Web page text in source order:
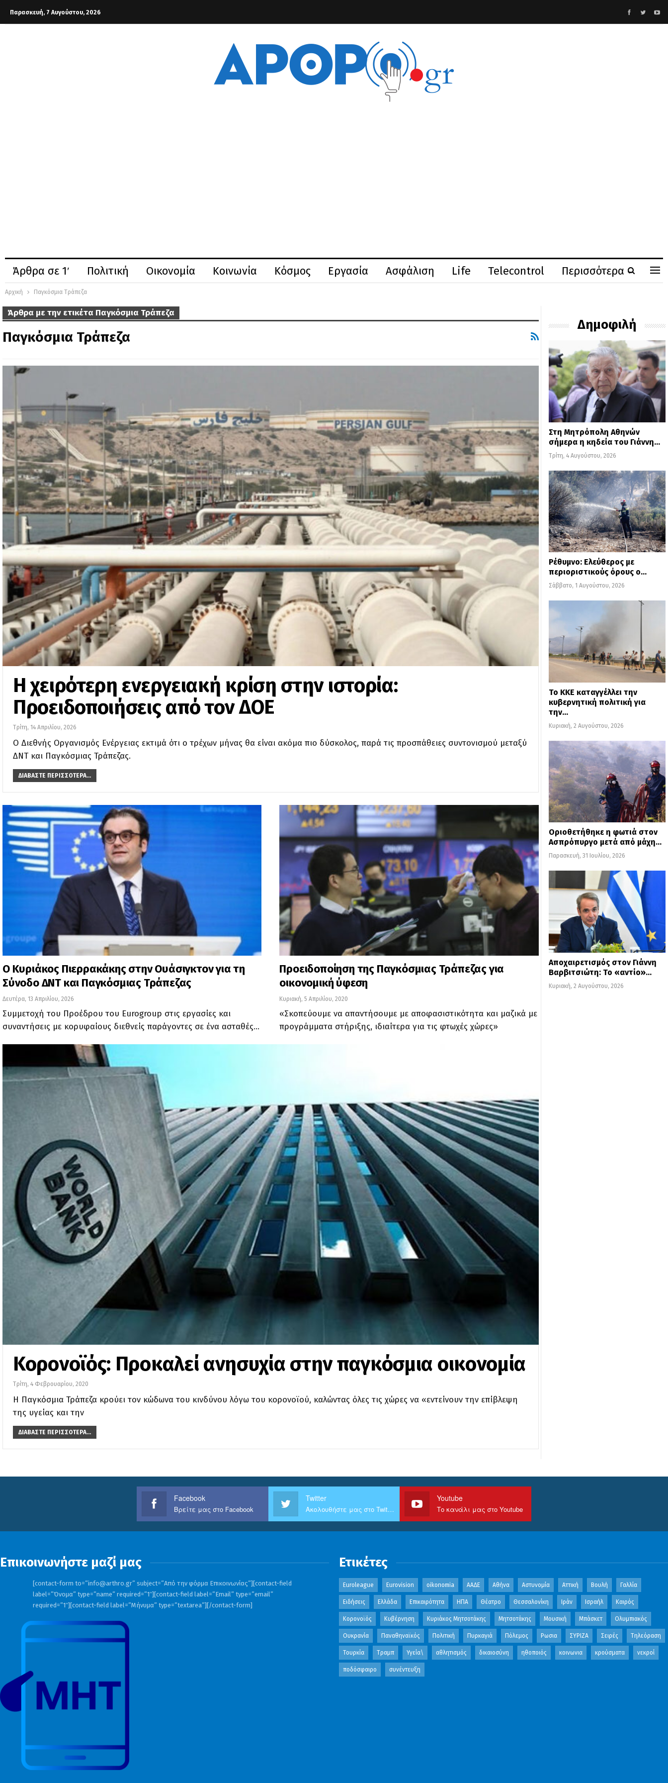
Παρασκευή, 7 Αυγούστου, 2026
Άρθρα σε 1′ Πολιτική Οικονομία Κοινωνία Κόσμος Εργασία Ασφάλιση Life Telecontrol Περισσότερα
Αρχική Παγκόσμια Τράπεζα
Άρθρα με την ετικέτα Παγκόσμια Τράπεζα
Παγκόσμια Τράπεζα
Η χειρότερη ενεργειακή κρίση στην ιστορία:
Προειδοποιήσεις από τον ΔΟΕ
Τρίτη, 14 Απριλίου, 2026
Ο Διεθνής Οργανισμός Ενέργειας εκτιμά ότι ο τρέχων μήνας θα είναι ακόμα πιο δύσκολος, παρά τις προσπάθειες συντονισμού μεταξύ
ΔΝΤ και Παγκόσμιας Τράπεζας.
ΔΙΑΒΆΣΤΕ ΠΕΡΙΣΣΌΤΕΡΑ...
Ο Κυριάκος Πιερρακάκης στην Ουάσιγκτον για τη
Σύνοδο ΔΝΤ και Παγκόσμιας Τράπεζας
Δευτέρα, 13 Απριλίου, 2026
Συμμετοχή του Προέδρου του Eurogroup στις εργασίες και
συναντήσεις με κορυφαίους διεθνείς παράγοντες σε ένα ασταθές…
Προειδοποίηση της Παγκόσμιας Τράπεζας για
οικονομική ύφεση
Κυριακή, 5 Απριλίου, 2020
«Σκοπεύουμε να απαντήσουμε με αποφασιστικότητα και μαζικά με
προγράμματα στήριξης, ιδιαίτερα για τις φτωχές χώρες»
Κορονοϊός: Προκαλεί ανησυχία στην παγκόσμια οικονομία
Τρίτη, 4 Φεβρουαρίου, 2020
Η Παγκόσμια Τράπεζα κρούει τον κώδωνα του κινδύνου λόγω του κορονοϊού, καλώντας όλες τις χώρες να «εντείνουν την επίβλεψη
της υγείας και την
ΔΙΑΒΆΣΤΕ ΠΕΡΙΣΣΌΤΕΡΑ...
Δημοφιλή
Στη Μητρόπολη Αθηνών
σήμερα η κηδεία του Γιάννη…
Τρίτη, 4 Αυγούστου, 2026
Ρέθυμνο: Ελεύθερος με
περιοριστικούς όρους ο…
Σάββατο, 1 Αυγούστου, 2026
Το ΚΚΕ καταγγέλλει την
κυβερνητική πολιτική για
την…
Κυριακή, 2 Αυγούστου, 2026
Οριοθετήθηκε η φωτιά στον
Ασπρόπυργο μετά από μάχη…
Παρασκευή, 31 Ιουλίου, 2026
Αποχαιρετισμός στον Γιάννη
Βαρβιτσιώτη: Το «αντίο»…
Κυριακή, 2 Αυγούστου, 2026
Facebook
Βρείτε μας στο Facebook
Twitter
Ακολουθήστε μας στο Twitter
Youtube
Το κανάλι μας στο Youtube
Επικοινωνήστε μαζί μας
[contact-form to=”info@arthro.gr” subject=”Από την φόρμα Επικοινωνίας”][contact-field
label=”Όνομα” type=”name” required=”1″][contact-field label=”Email” type=”email”
required=”1″][contact-field label=”Μήνυμα” type=”textarea”][/contact-form]
Ετικέτες
Euroleague Eurovision oikonomia ΑΑΔΕ Αθήνα Αστυνομία Αττική Βουλή Γαλλία
Ειδήσεις Ελλάδα Επικαιρότητα ΗΠΑ Θέατρο Θεσσαλονίκη Ιράν Ισραήλ Καιρός
Κορονοϊός Κυβέρνηση Κυριάκος Μητσοτάκης Μητσοτάκης Μουσική Μπάσκετ Ολυμπιακός
Ουκρανία Παναθηναϊκός Πολιτική Πυρκαγιά Πόλεμος Ρωσια ΣΥΡΙΖΑ Σειρές Τηλεόραση
Τουρκία Τραμπ Υγεία\ αθλητισμός δικαιοσύνη ηθοποιός κοινωνια κρούσματα νεκροί
ποδόσφαιρο συνέντευξη